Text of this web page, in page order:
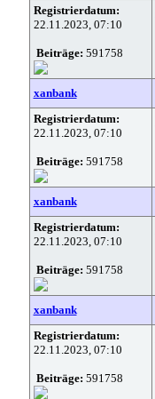
Registrierdatum:
22.11.2023, 07:10
Beiträge: 591758
xanbank
Registrierdatum:
22.11.2023, 07:10
Beiträge: 591758
xanbank
Registrierdatum:
22.11.2023, 07:10
Beiträge: 591758
xanbank
Registrierdatum:
22.11.2023, 07:10
Beiträge: 591758